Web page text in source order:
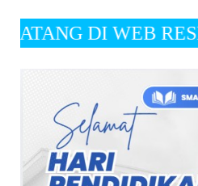
DI WEB RESMI